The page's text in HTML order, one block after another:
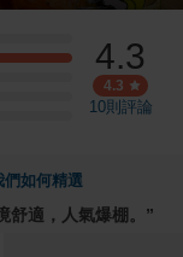
4.3
4.3
10則評論
們如何精選
適，人氣爆棚。 ”